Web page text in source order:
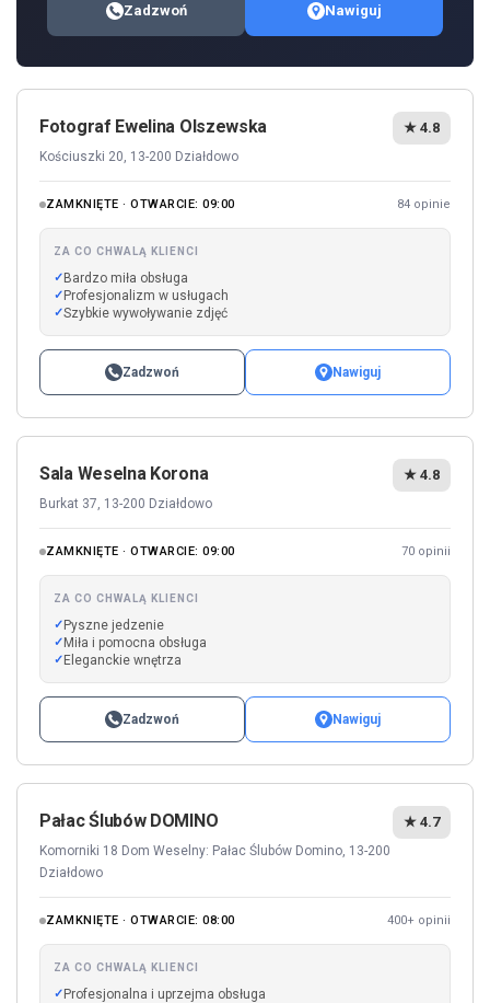
Zadzwoń Nawiguj
Fotograf Ewelina Olszewska
Kościuszki 20, 13-200 Działdowo
★ 4.8
ZAMKNIĘTE · OTWARCIE: 09:00 84 opinie
ZA CO CHWALĄ KLIENCI
Bardzo miła obsługa
Profesjonalizm w usługach
Szybkie wywoływanie zdjęć
Zadzwoń Nawiguj
Sala Weselna Korona
Burkat 37, 13-200 Działdowo
★ 4.8
ZAMKNIĘTE · OTWARCIE: 09:00 70 opinii
ZA CO CHWALĄ KLIENCI
Pyszne jedzenie
Miła i pomocna obsługa
Eleganckie wnętrza
Zadzwoń Nawiguj
Pałac Ślubów DOMINO
Komorniki 18 Dom Weselny: Pałac Ślubów Domino, 13-200
Działdowo
★ 4.7
ZAMKNIĘTE · OTWARCIE: 08:00 400+ opinii
ZA CO CHWALĄ KLIENCI
Profesjonalna i uprzejma obsługa